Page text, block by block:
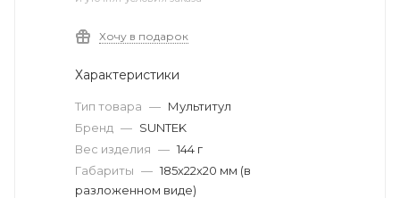
Хочу в подарок
Характеристики
Тип товара — Мультитул
Бренд — SUNTEK
Вес изделия — 144 г
Габариты — 185х22х20 мм (в
разложенном виде)